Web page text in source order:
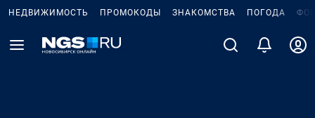
НЕДВИЖИМОСТЬ ПРОМОКОДЫ ЗНАКОМСТВА ПОГОДА